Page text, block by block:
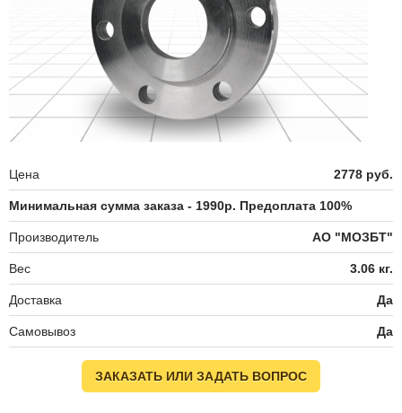
Цена 2778 руб.
Минимальная сумма заказа - 1990р. Предоплата 100%
Производитель АО "МОЗБТ"
Вес 3.06 кг.
Доставка Да
Самовывоз Да
ЗАКАЗАТЬ ИЛИ ЗАДАТЬ ВОПРОС